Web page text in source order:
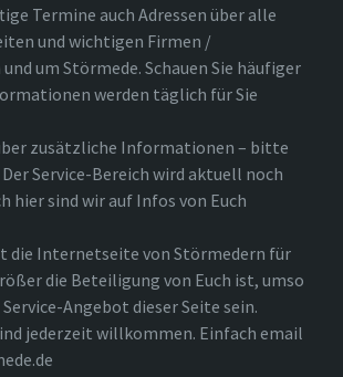
Termine auch Adressen über alle
und wichtigen Firmen /
um Störmede. Schauen Sie häufiger
werden täglich für Sie
zusätzliche Informationen – bitte
Service-Bereich wird aktuell noch
hier sind wir auf Infos von Euch
die Internetseite von Störmedern für
die Beteiligung von Euch ist, umso
Angebot dieser Seite sein.
jederzeit willkommen. Einfach email